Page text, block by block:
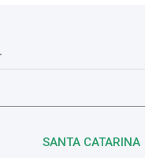
SANTA CATARINA